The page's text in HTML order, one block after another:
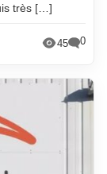
très […]
45 0